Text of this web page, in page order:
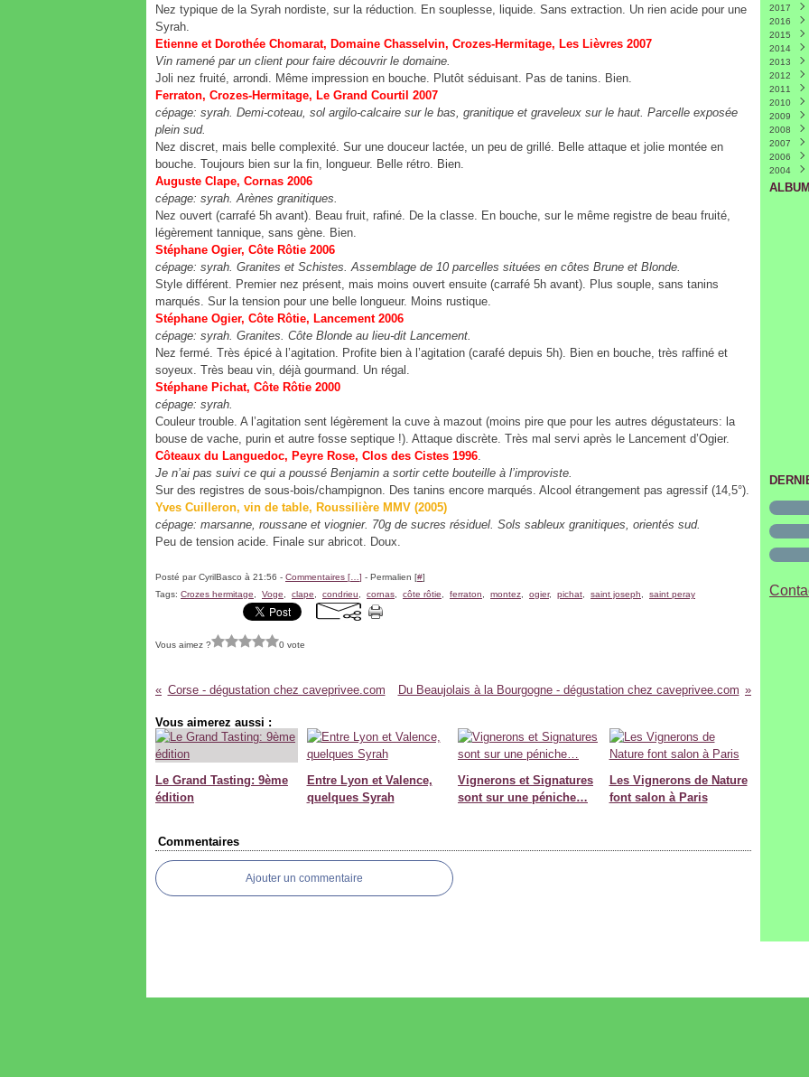
Nez typique de la Syrah nordiste, sur la réduction. En souplesse, liquide. Sans extraction. Un rien acide pour une
Syrah.
Etienne et Dorothée Chomarat, Domaine Chasselvin, Crozes-Hermitage, Les Lièvres 2007
Vin ramené par un client pour faire découvrir le domaine.
Joli nez fruité, arrondi. Même impression en bouche. Plutôt séduisant. Pas de tanins. Bien.
Ferraton, Crozes-Hermitage, Le Grand Courtil 2007
cépage: syrah. Demi-coteau, sol argilo-calcaire sur le bas, granitique et graveleux sur le haut. Parcelle exposée
plein sud.
Nez discret, mais belle complexité. Sur une douceur lactée, un peu de grillé. Belle attaque et jolie montée en
bouche. Toujours bien sur la fin, longueur. Belle rétro. Bien.
Auguste Clape, Cornas 2006
cépage: syrah. Arènes granitiques.
Nez ouvert (carrafé 5h avant). Beau fruit, rafiné. De la classe. En bouche, sur le même registre de beau fruité,
légèrement tannique, sans gène. Bien.
Stéphane Ogier, Côte Rôtie 2006
cépage: syrah. Granites et Schistes. Assemblage de 10 parcelles situées en côtes Brune et Blonde.
Style différent. Premier nez présent, mais moins ouvert ensuite (carrafé 5h avant). Plus souple, sans tanins
marqués. Sur la tension pour une belle longueur. Moins rustique.
Stéphane Ogier, Côte Rôtie, Lancement 2006
cépage: syrah. Granites. Côte Blonde au lieu-dit Lancement.
Nez fermé. Très épicé à l’agitation. Profite bien à l’agitation (carafé depuis 5h). Bien en bouche, très raffiné et
soyeux. Très beau vin, déjà gourmand. Un régal.
Stéphane Pichat, Côte Rôtie 2000
cépage: syrah.
Couleur trouble. A l’agitation sent légèrement la cuve à mazout (moins pire que pour les autres dégustateurs: la
bouse de vache, purin et autre fosse septique !). Attaque discrète. Très mal servi après le Lancement d’Ogier.
Côteaux du Languedoc, Peyre Rose, Clos des Cistes 1996.
Je n’ai pas suivi ce qui a poussé Benjamin a sortir cette bouteille à l’improviste.
Sur des registres de sous-bois/champignon. Des tanins encore marqués. Alcool étrangement pas agressif (14,5°).
Yves Cuilleron, vin de table, Roussilière MMV (2005)
cépage: marsanne, roussane et viognier. 70g de sucres résiduel. Sols sableux granitiques, orientés sud.
Peu de tension acide. Finale sur abricot. Doux.
Posté par CyrilBasco à 21:56 - Commentaires [ ] - Permalien [#]
Tags: Crozes hermitage Voge clape condrieu cornas côte rôtie ferraton montez ogier, pichat saint joseph saint peray
Vous aimez ? 0 vote
Corse - dégustation chez caveprivee.com Du Beaujolais à la Bourgogne - dégustation chez caveprivee.com
Vous aimerez aussi :
Le Grand Tasting: 9ème
édition
Entre Lyon et Valence,
quelques Syrah
Vignerons et Signatures
sont sur une péniche…
Les Vignerons de Nature
font salon à Paris
Commentaires
Ajouter un commentaire
2017
Avril
Mars
2016
Mai
Avril
Mars
2015
2014
Août
Juin
Mai
Avril
Mars
2013
Juin
Mai
Avril
Mars
2012
Juin
Mai
Avril
Mars
2011
Juillet
Juin
Mai
2010
Juillet
Juin
2009
Août
2008
Mai
2007
Mai
2006
2004
Avril